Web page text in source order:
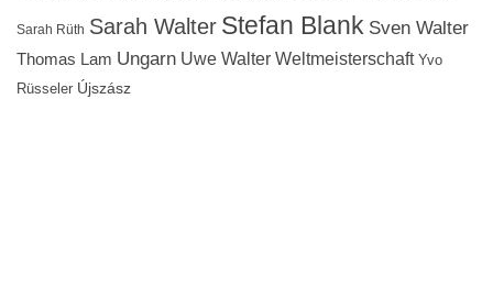
Sarah Rüth Sarah Walter Stefan Blank Sven Walter
Thomas Lam Ungarn Uwe Walter Weltmeisterschaft Yvo
Rüsseler Újszász